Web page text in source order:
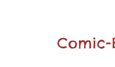
Comic-